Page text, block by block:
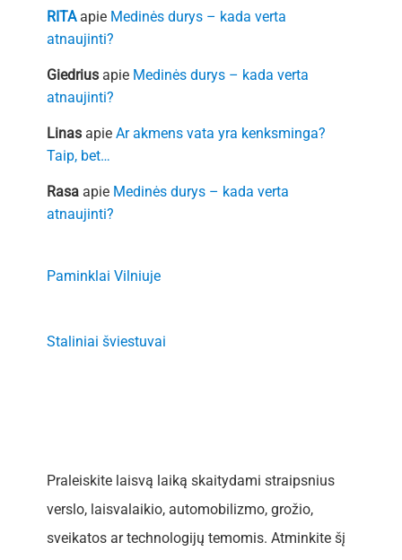
RITAapie Medinės durys – kada verta
atnaujinti?
Giedriusapie Medinės durys – kada verta
atnaujinti?
Linasapie Ar akmens vata yra kenksminga?
Taip, bet…
Rasaapie Medinės durys – kada verta
atnaujinti?
Paminklai Vilniuje
Staliniai šviestuvai
Praleiskite laisvą laiką skaitydami straipsnius
verslo, laisvalaikio, automobilizmo, grožio,
sveikatos ar technologijų temomis. Atminkite šį